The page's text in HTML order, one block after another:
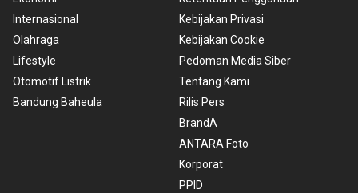
Internasional
Olahraga
Lifestyle
Otomotif Listrik
Bandung Baheula
Kebijakan Privasi
Kebijakan Cookie
Pedoman Media Siber
Tentang Kami
Rilis Pers
BrandA
ANTARA Foto
Korporat
PPID